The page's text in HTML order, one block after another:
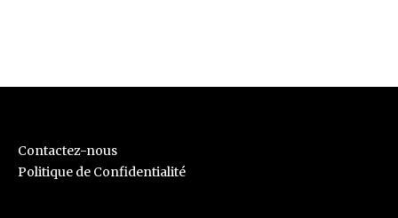
Contactez-nous
Politique de Confidentialité